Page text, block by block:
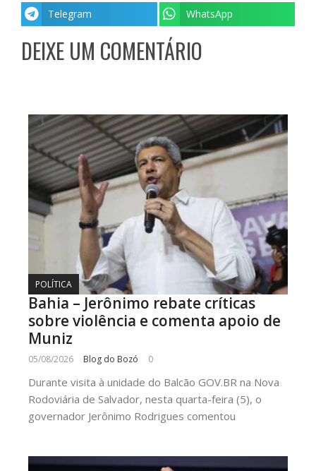
Telegram WhatsApp
DEIXE UM COMENTÁRIO
POLÍTICA
Bahia – Jerônimo rebate críticas
sobre violência e comenta apoio de
Muniz
05/08/2026 Blog do Bozó 0
Durante visita à unidade do Balcão GOV.BR na Nova
Rodoviária de Salvador, nesta quarta-feira (5), o
governador Jerônimo Rodrigues comentou